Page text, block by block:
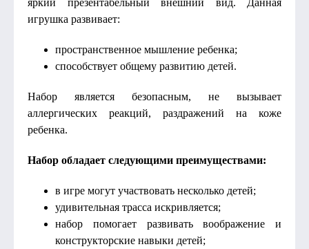
яркий презентабельный внешний вид. Данная
игрушка развивает:
пространственное мышление ребенка;
способствует общему развитию детей.
Набор является безопасным, не вызывает
аллергических реакций, раздражений на коже
ребенка.
Набор обладает следующими преимуществами:
в игре могут участвовать несколько детей;
удивительная трасса искривляется;
набор помогает развивать воображение и
конструкторские навыки детей;